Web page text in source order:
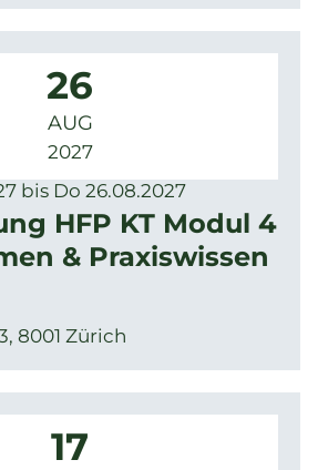
26
AUG
2027
bis Do 26.08.2027
HFP KT Modul 4
& Praxiswissen
8001 Zürich
17